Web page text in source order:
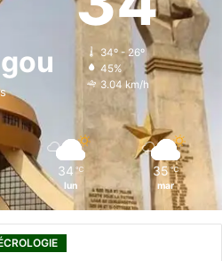
i
n
a
g
r
o
k
34º - 26º
45%
3.04 km/h
34 ℃
lun
35 ℃
mar